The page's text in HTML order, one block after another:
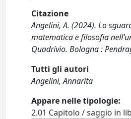
Citazione
Angelini, A. (2024). Lo
matematica e filosofia
Quadrivio. Bologna :
Tutti gli autori
Angelini, Annarita
Appare nelle tipologie:
2.01 Capitolo / saggio in